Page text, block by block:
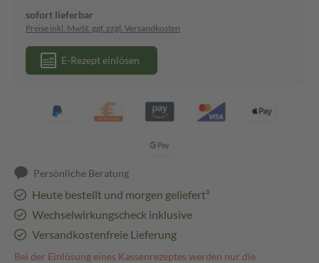
sofort lieferbar
Preise inkl. MwSt. ggf. zzgl. Versandkosten
E-Rezept einlösen
Persönliche Beratung
Heute bestellt und morgen geliefert³
Wechselwirkungscheck inklusive
Versandkostenfreie Lieferung
Bei der Einlösung eines Kassenrezeptes werden nur die